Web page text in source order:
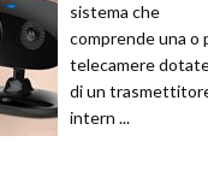
sistema che
comprende una o
telecamere
di un
intern ...